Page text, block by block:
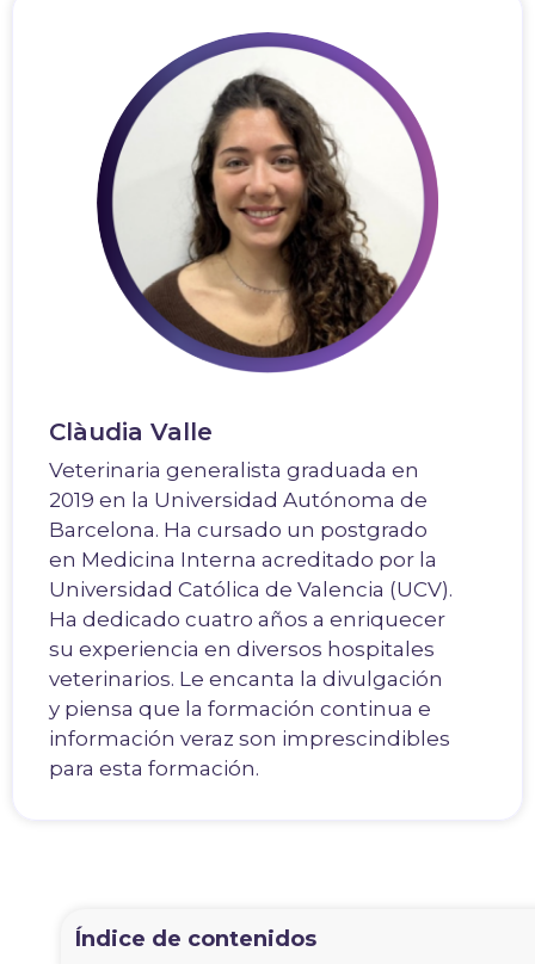
Clàudia Valle
Veterinaria generalista graduada en
2019 en la Universidad Autónoma de
Barcelona. Ha cursado un postgrado
en Medicina Interna acreditado por la
Universidad Católica de Valencia (UCV).
Ha dedicado cuatro años a enriquecer
su experiencia en diversos hospitales
veterinarios. Le encanta la divulgación
y piensa que la formación continua e
información veraz son imprescindibles
para esta formación.
Índice de contenidos